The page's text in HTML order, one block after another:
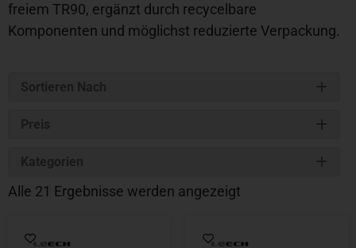
freiem TR90, ergänzt durch recycelbare
Komponenten und möglichst reduzierte Verpackung.
Alle 21 Ergebnisse werden angezeigt